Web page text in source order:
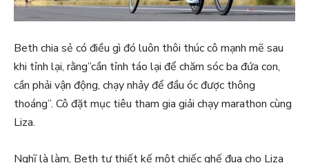
Beth chia sẻ có điều gì đó luôn thôi thúc cô mạnh mẽ sau
khi tỉnh lại, rằng”cần tỉnh táo lại để chăm sóc ba đứa con,
cần phải vận động, chạy nhảy để đầu óc được thông
thoáng”. Cô đặt mục tiêu tham gia giải chạy marathon cùng
Liza.
Nghĩ là làm, Beth tự thiết kế một chiếc ghế đua cho Liza